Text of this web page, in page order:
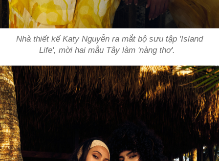
Nhà thiết kế Katy Nguyễn ra mắt bộ sưu tập 'Island
Life', mời hai mẫu Tây làm 'nàng thơ'.